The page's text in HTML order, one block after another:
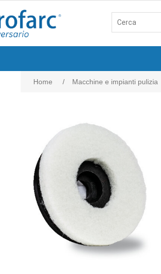
Home / Macchine e impianti pulizia